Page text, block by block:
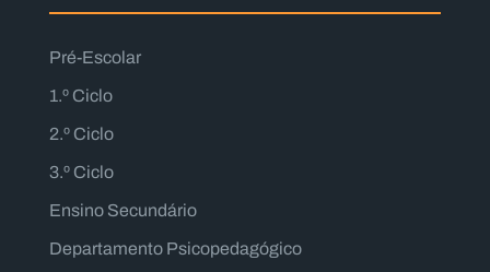
Pré-Escolar
1.º Ciclo
2.º Ciclo
3.º Ciclo
Ensino Secundário
Departamento Psicopedagógico